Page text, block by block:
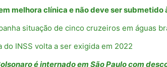
melhora clínica e não deve ser submetido
situação de cinco cruzeiros em águas
do INSS volta a ser exigida em 2022
é internado em São Paulo com